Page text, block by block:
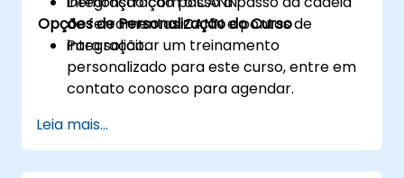
de ferramentas CANN e pontos de
integração.
Opções de Personalização do Curso
Para solicitar um treinamento
personalizado para este curso, entre em
contato conosco para agendar.
Leia mais...